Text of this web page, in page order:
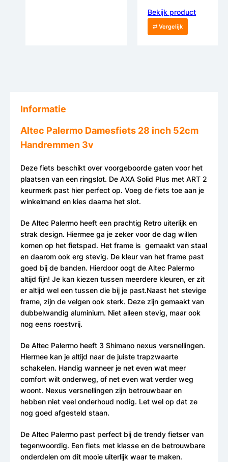
Bekijk product
⇄ Vergelijk
Informatie
Altec Palermo Damesfiets 28 inch 52cm
Handremmen 3v
Deze fiets beschikt over voorgeboorde gaten voor het
plaatsen van een ringslot. De AXA Solid Plus met ART 2
keurmerk past hier perfect op. Voeg de fiets toe aan je
winkelmand en kies daarna het slot.
De Altec Palermo heeft een prachtig Retro uiterlijk en
strak design. Hiermee ga je zeker voor de dag willen
komen op het fietspad. Het frame is gemaakt van staal
en daarom ook erg stevig. De kleur van het frame past
goed bij de banden. Hierdoor oogt de Altec Palermo
altijd fijn! Je kan kiezen tussen meerdere kleuren, er zit
er altijd wel een tussen die bij je past.Naast het stevige
frame, zijn de velgen ook sterk. Deze zijn gemaakt van
dubbelwandig aluminium. Niet alleen stevig, maar ook
nog eens roestvrij.
De Altec Palermo heeft 3 Shimano nexus versnellingen.
Hiermee kan je altijd naar de juiste trapzwaarte
schakelen. Handig wanneer je net even wat meer
comfort wilt onderweg, of net even wat verder weg
woont. Nexus versnellingen zijn betrouwbaar en
hebben niet veel onderhoud nodig. Let wel op dat ze
nog goed afgesteld staan.
De Altec Palermo past perfect bij de trendy fietser van
tegenwoordig. Een fiets met klasse en de betrouwbare
onderdelen om dit mooie uiterlijk waar te maken.